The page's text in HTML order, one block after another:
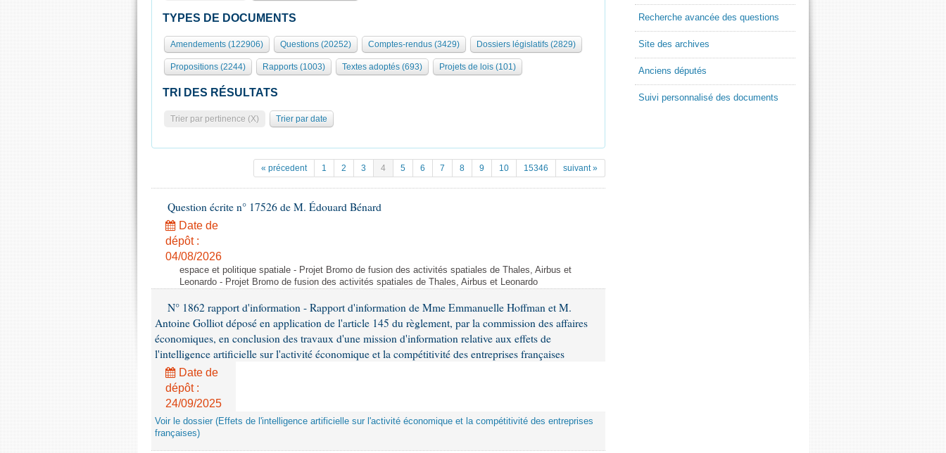
TYPES DE DOCUMENTS
Amendements (122906) Questions (20252) Comptes-rendus (3429) Dossiers législatifs (2829)
Propositions (2244) Rapports (1003) Textes adoptés (693) Projets de lois (101)
TRI DES RÉSULTATS
Trier par pertinence (X) Trier par date
« précedent 1 2 3 4 5 6 7 8 9 10 15346 suivant »
Question écrite n° 17526 de M. Édouard Bénard
Date de
dépôt :
04/08/2026
espace et politique spatiale - Projet Bromo de fusion des activités spatiales de Thales, Airbus et
Leonardo - Projet Bromo de fusion des activités spatiales de Thales, Airbus et Leonardo
N° 1862 rapport d'information - Rapport d'information de Mme Emmanuelle Hoffman et M.
Antoine Golliot déposé en application de l'article 145 du règlement, par la commission des affaires
économiques, en conclusion des travaux d'une mission d'information relative aux effets de
l'intelligence artificielle sur l'activité économique et la compétitivité des entreprises françaises
Date de
dépôt :
24/09/2025
Voir le dossier (Effets de l'intelligence artificielle sur l'activité économique et la compétitivité des entreprises
françaises)
Recherche avancée des questions
Site des archives
Anciens députés
Suivi personnalisé des documents